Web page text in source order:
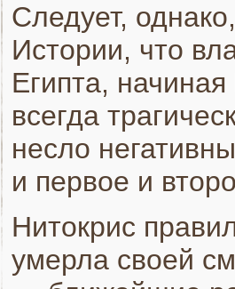
Следует,
Истории, что
Египта,
всегда
несло
и первое и
Нитокрис
умерла своей